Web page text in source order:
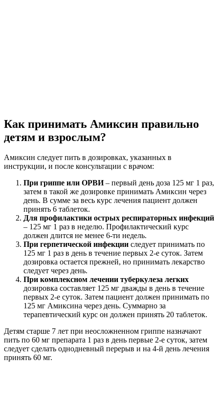
Как принимать Амиксин правильно
детям и взрослым?
Амиксин следует пить в дозировках, указанных в
инструкции, и после консультации с врачом:
При гриппе или ОРВИ– первый день доза 125 мг 1 раз,
затем в такой же дозировке принимать Амиксин через
день. В сумме за весь курс лечения пациент должен
принять 6 таблеток.
Для профилактики острых респираторных инфекций
– 125 мг 1 раз в неделю. Профилактический курс
должен длится не менее 6-ти недель.
При герпетической инфекции следует принимать по
125 мг 1 раз в день в течение первых 2-е суток. Затем
дозировка остается прежней, но принимать лекарство
следует через день.
При комплексном лечении туберкулеза легких
дозировка составляет 125 мг дважды в день в течение
первых 2-е суток. Затем пациент должен принимать по
125 мг Амиксина через день. Суммарно за
терапевтический курс он должен принять 20 таблеток.
Детям старше 7 лет при неосложненном гриппе назначают
пить по 60 мг препарата 1 раз в день первые 2-е суток, затем
следует сделать однодневный перерыв и на 4-й день лечения
принять 60 мг.